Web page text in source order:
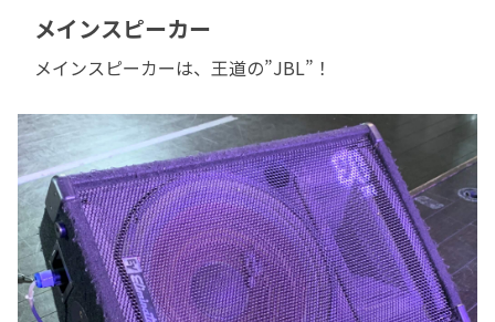
メインスピーカー
メインスピーカーは、王道の”JBL”！